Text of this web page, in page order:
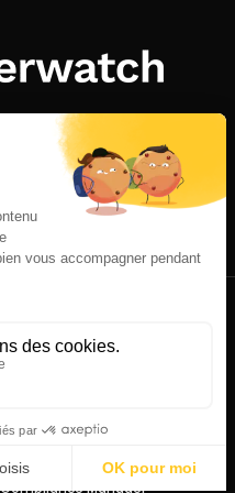
SAS. All rights
Manager
Manager
Manager